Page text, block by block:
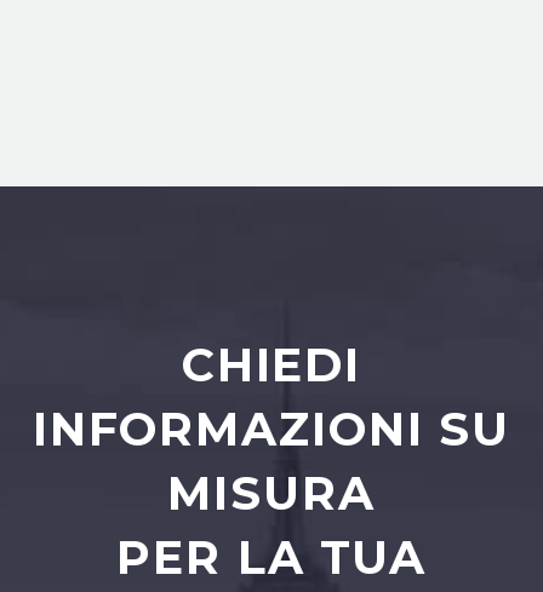
CHIEDI
INFORMAZIONI SU
MISURA
PER LA TUA